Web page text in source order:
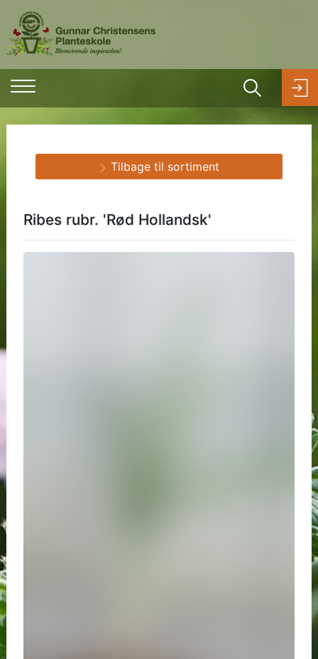
Ribes rubr. 'Rød Hollandsk'
Tilbage til sortiment